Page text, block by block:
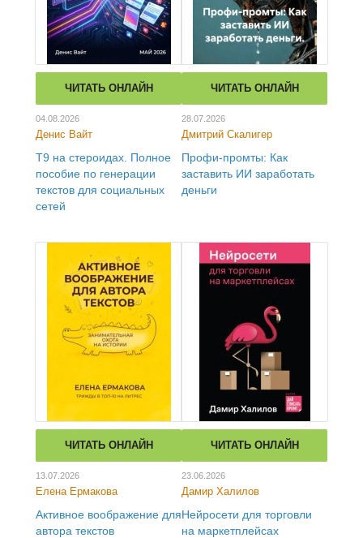
ЧИТАТЬ ОНЛАЙН
04.08.2026
Денис Вайт
Т9 на стероидах. Полное
пособие по генерации
текстов для социальных
сетей
ЧИТАТЬ ОНЛАЙН
28.07.2026
Дмитрий Скалигер
Профи-промты: Как
заставить ИИ заработать
деньги
ЧИТАТЬ ОНЛАЙН
13.07.2026
Елена Ермакова
Активное воображение для
автора текстов
ЧИТАТЬ ОНЛАЙН
23.06.2026
Дамир Халилов
Нейросети для торговли
на маркетплейсах